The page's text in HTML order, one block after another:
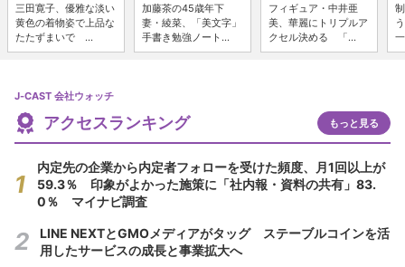
三田寛子、優雅な淡い
黄色の着物姿で上品な
たたずまいで ...
加藤茶の45歳年下
妻・綾菜、「美文字」
手書き勉強ノート...
フィギュア・中井亜
美、華麗にトリプルア
クセル決める 「...
J-CAST 会社ウォッチ
アクセスランキング もっと見る
内定先の企業から内定者フォローを受けた頻度、月1回以上が
59.3％ 印象がよかった施策に「社内報・資料の共有」83.
0％ マイナビ調査
LINE NEXTとGMOメディアがタッグ ステーブルコインを活
用したサービスの成長と事業拡大へ